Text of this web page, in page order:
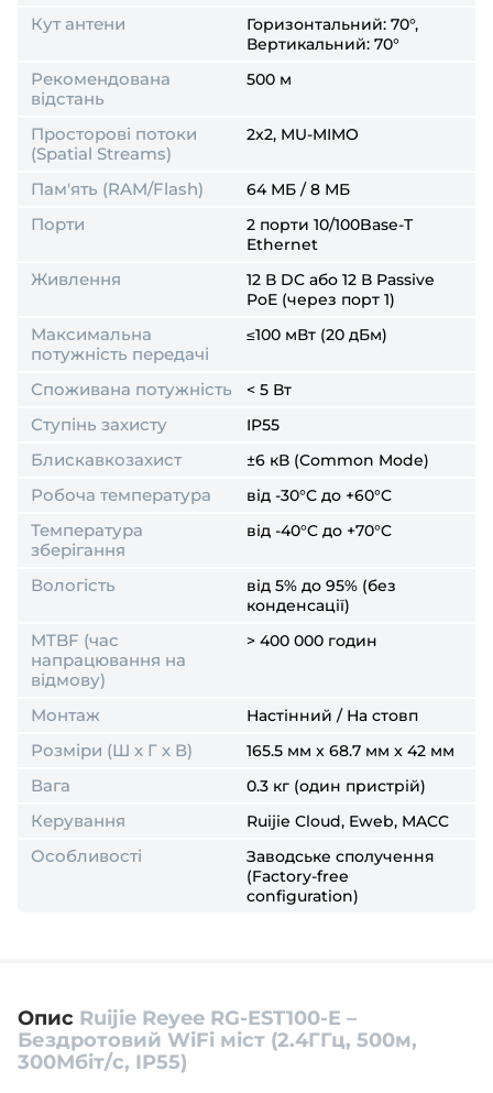
Кут антени
Горизонтальний: 70°,
Вертикальний: 70°
Рекомендована
відстань
500 м
Просторові потоки
(Spatial Streams)
2x2, MU-MIMO
Пам'ять (RAM/Flash) 64 МБ / 8 МБ
Порти
2 порти 10/100Base-T
Ethernet
Живлення
12 В DC або 12 В Passive
PoE (через порт 1)
Максимальна
потужність передачі
≤100 мВт (20 дБм)
Споживана потужність < 5 Вт
Ступінь захисту IP55
Блискавкозахист ±6 кВ (Common Mode)
Робоча температура від -30°C до +60°C
Температура
зберігання
від -40°C до +70°C
Вологість
від 5% до 95% (без
конденсації)
MTBF (час
напрацювання на
відмову)
> 400 000 годин
Монтаж Настінний / На стовп
Розміри (Ш х Г х В) 165.5 мм x 68.7 мм x 42 мм
Вага 0.3 кг (один пристрій)
Керування Ruijie Cloud, Eweb, MACC
Особливості
Заводське сполучення
(Factory-free
configuration)
Опис Ruijie Reyee RG-EST100-E –
Бездротовий WiFi міст (2.4ГГц, 500м,
300Мбіт/с, IP55)